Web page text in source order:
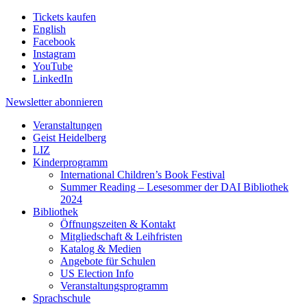
Tickets kaufen
English
Facebook
Instagram
YouTube
LinkedIn
Newsletter abonnieren
Veranstaltungen
Geist Heidelberg
LIZ
Kinderprogramm
International Children’s Book Festival
Summer Reading – Lesesommer der DAI Bibliothek
2024
Bibliothek
Öffnungszeiten & Kontakt
Mitgliedschaft & Leihfristen
Katalog & Medien
Angebote für Schulen
US Election Info
Veranstaltungsprogramm
Sprachschule